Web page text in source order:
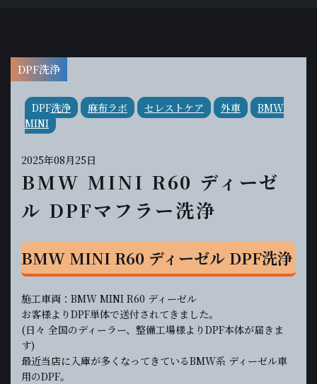
DPF洗浄
DPF洗浄 麻布ラボ セレストケア 外車
BMW
MINI
2025年08月25日
BMW MINI R60 ディーゼ
ル DPFマフラー洗浄
BMW MINI R60 ディーゼル DPF洗浄
施工車両：BMW MINI R60 ディーゼル
お客様よりDPF単体で送付されてきました。
(日々 全国のディーラー、整備工場様よりDPF本体が届きま
す)
最近当店に入庫が多くなってきているBMW系 ディーゼル車
用のDPF。